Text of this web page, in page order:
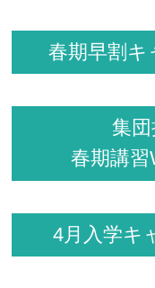
春期早割
集
春期講
4月入学キ